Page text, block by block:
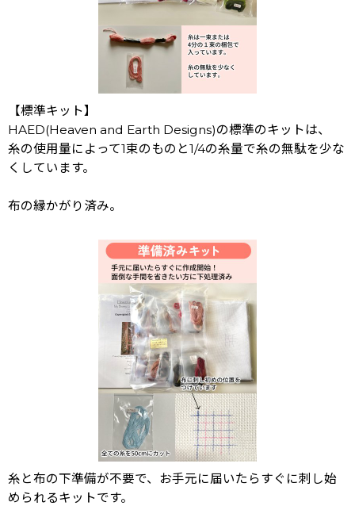
【標準キット】
HAED(Heaven and Earth Designs)の標準のキットは、
糸の使用量によって1束のものと1/4の糸量で糸の無駄を少な
くしています。
布の縁かがり済み。
糸と布の下準備が不要で、お手元に届いたらすぐに刺し始
められるキットです。